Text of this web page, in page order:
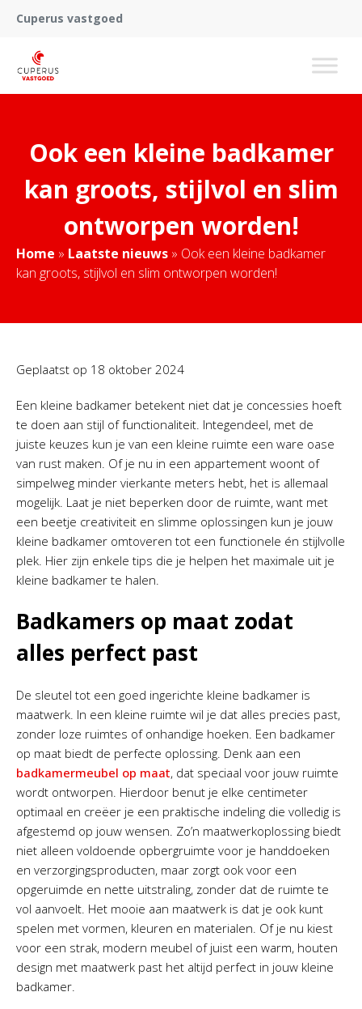
Cuperus vastgoed
Ook een kleine badkamer
kan groots, stijlvol en slim
ontworpen worden!
Home » Laatste nieuws » Ook een kleine badkamer
kan groots, stijlvol en slim ontworpen worden!
Geplaatst op 18 oktober 2024
Een kleine badkamer betekent niet dat je concessies hoeft
te doen aan stijl of functionaliteit. Integendeel, met de
juiste keuzes kun je van een kleine ruimte een ware oase
van rust maken. Of je nu in een appartement woont of
simpelweg minder vierkante meters hebt, het is allemaal
mogelijk. Laat je niet beperken door de ruimte, want met
een beetje creativiteit en slimme oplossingen kun je jouw
kleine badkamer omtoveren tot een functionele én stijlvolle
plek. Hier zijn enkele tips die je helpen het maximale uit je
kleine badkamer te halen.
Badkamers op maat zodat
alles perfect past
De sleutel tot een goed ingerichte kleine badkamer is
maatwerk. In een kleine ruimte wil je dat alles precies past,
zonder loze ruimtes of onhandige hoeken. Een badkamer
op maat biedt de perfecte oplossing. Denk aan een
badkamermeubel op maat, dat speciaal voor jouw ruimte
wordt ontworpen. Hierdoor benut je elke centimeter
optimaal en creëer je een praktische indeling die volledig is
afgestemd op jouw wensen. Zo’n maatwerkoplossing biedt
niet alleen voldoende opbergruimte voor je handdoeken
en verzorgingsproducten, maar zorgt ook voor een
opgeruimde en nette uitstraling, zonder dat de ruimte te
vol aanvoelt. Het mooie aan maatwerk is dat je ook kunt
spelen met vormen, kleuren en materialen. Of je nu kiest
voor een strak, modern meubel of juist een warm, houten
design met maatwerk past het altijd perfect in jouw kleine
badkamer.